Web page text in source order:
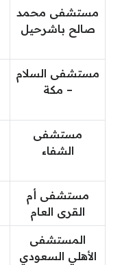
مستشفى محمد
صالح باشرحيل
مستشفى السلام
– مكة
مستشفى
الشفاء
مستشفى أم
القرى العام
المستشفى
الأهلي السعودي